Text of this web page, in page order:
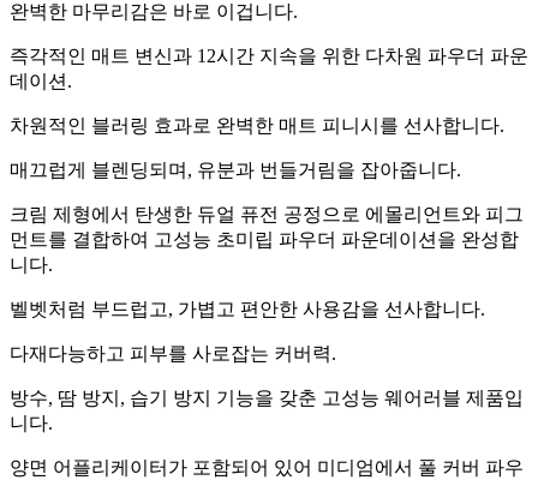
완벽한 마무리감은 바로 이겁니다.
즉각적인 매트 변신과 12시간 지속을 위한 다차원 파우더 파운
데이션.
차원적인 블러링 효과로 완벽한 매트 피니시를 선사합니다.
매끄럽게 블렌딩되며, 유분과 번들거림을 잡아줍니다.
크림 제형에서 탄생한 듀얼 퓨전 공정으로 에몰리언트와 피그
먼트를 결합하여 고성능 초미립 파우더 파운데이션을 완성합
니다.
벨벳처럼 부드럽고, 가볍고 편안한 사용감을 선사합니다.
다재다능하고 피부를 사로잡는 커버력.
방수, 땀 방지, 습기 방지 기능을 갖춘 고성능 웨어러블 제품입
니다.
양면 어플리케이터가 포함되어 있어 미디엄에서 풀 커버 파우